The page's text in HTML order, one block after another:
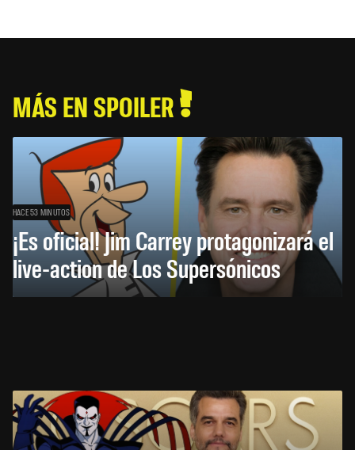
MÁS EN SPOILER
HACE 53 MINUTOS
¡Es oficial! Jim Carrey protagonizará el
live-action de Los Supersónicos